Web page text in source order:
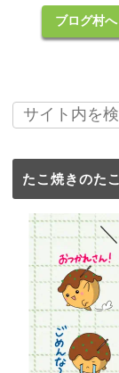
ブログ村へ
たこ焼きのた